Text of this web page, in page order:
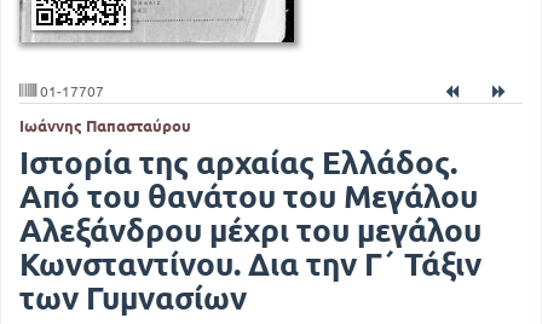
01-17707
Ιωάννης Παπασταύρου
Ιστορία της αρχαίας Ελλάδος.
Από του θανάτου του Μεγάλου
Αλεξάνδρου μέχρι του μεγάλου
Κωνσταντίνου. Δια την Γ΄ Τάξιν
των Γυμνασίων